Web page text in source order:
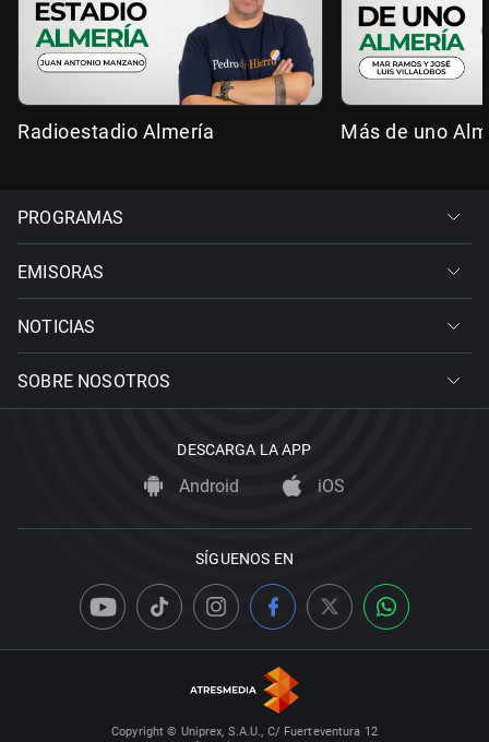
Radioestadio Almería Más de uno
PROGRAMAS
EMISORAS
NOTICIAS
SOBRE NOSOTROS
DESCARGA LA APP
Android iOS
SÍGUENOS EN
Copyright © Uniprex, S.A.U., C/ Fuerteventura 12